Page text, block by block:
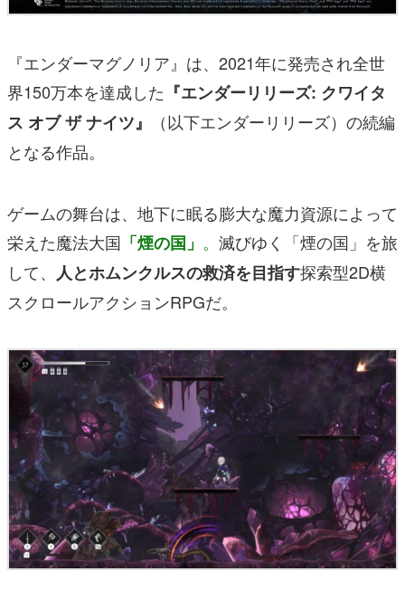
『エンダーマグノリア』は、2021年に発売され全世
界150万本を達成した 『エンダーリリーズ: クワイタ
ス オブ ザ ナイツ』
（以下エンダーリリーズ）の続編
となる作品。
ゲームの舞台は、地下に眠る膨大な魔力資源によって
栄えた魔法大国 「煙の国」 。 滅びゆく「煙の国」を旅
して、 人とホムンクルスの救済を目指す探索型2D横
スクロールアクションRPGだ。